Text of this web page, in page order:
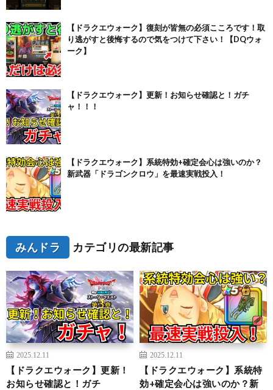
【ドラクエウォーク】復刻が皆無の必須こころです！取
り逃がすと後悔するので気をつけて下さい！【DQウォ
ーク】
【ドラクエウォーク】更新！お知らせ確認と！ガチ
ャ！！！
【ドラクエウォーク】系統特効+確定会心は強いのか？
新武器「ドラゴンクロウ」を最速実戦投入！
みんドラ カテゴリの最新記事
2025.12.11
【ドラクエウォーク】更新！
お知らせ確認と！ガチ
2025.12.11
【ドラクエウォーク】系統特
効+確定会心は強いのか？新